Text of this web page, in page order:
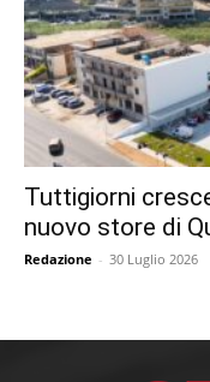
Tuttigiorni
nuovo store di
Redazione - 30 Luglio 2026